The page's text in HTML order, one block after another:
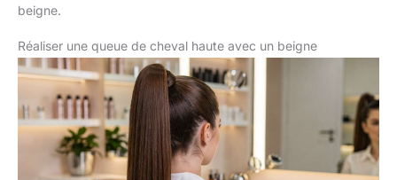
beigne.
Réaliser une queue de cheval haute avec un beigne